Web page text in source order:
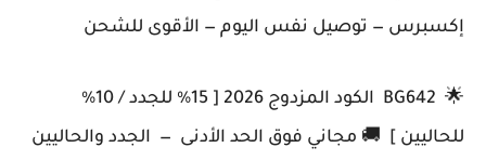
إكسبرس — توصيل نفس اليوم — الأقوى للشحن
🌟 BG642 الكود المزدوج 2026 [ 15% للجدد / 10%
للحاليين ] 🚚 مجاني فوق الحد الأدنى — الجدد والحاليين